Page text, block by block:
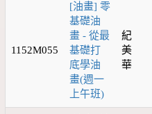
1152M055
[油畫] 零
基礎油
畫 - 從最
基礎打
底學油
畫(週一
上午班)
紀
美
華